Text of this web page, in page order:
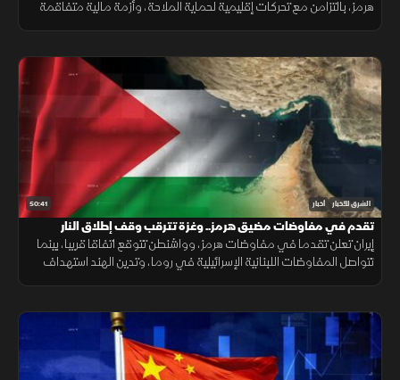
هرمز، بالتزامن مع تحركات إقليمية لحماية الملاحة، وأزمة مالية متفاقمة
50:41 الشرق للأخبار أخبار
تقدم في مفاوضات مضيق هرمز.. وغزة تترقب وقف إطلاق النار
إيران تعلن تقدما في مفاوضات هرمز، وواشنطن تتوقع اتفاقا قريبا، بينما
تتواصل المفاوضات اللبنانية الإسرائيلية في روما، وتدين الهند استهداف